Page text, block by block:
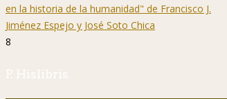
8
P. Hislibris